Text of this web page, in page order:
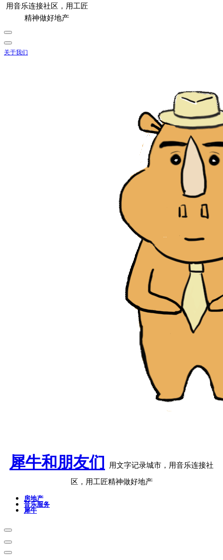
用音乐连接社区，用工匠
精神做好地产
关于我们
犀牛和朋友们 用文字记录城市，用音乐连接社
区，用工匠精神做好地产
房地产
音乐服务
犀牛